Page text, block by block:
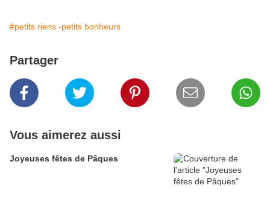
#petits riens -petits bonheurs
Partager
Vous aimerez aussi
Joyeuses fêtes de Pâques